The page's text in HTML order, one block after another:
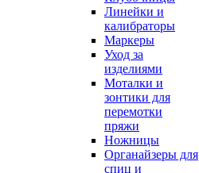
Линейки и
калибраторы
Маркеры
Уход за
изделиями
Моталки и
зонтики для
перемотки
пряжи
Ножницы
Органайзеры для
спиц и